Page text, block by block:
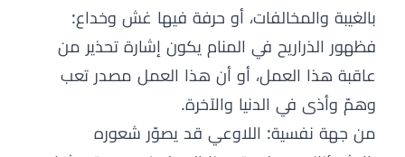
بالغيبة والمخالفات، أو حرفة فيها غش وخداع:
فظهور الذراريح في المنام يكون إشارة تحذير من
عاقبة هذا العمل، أو أن هذا العمل مصدر تعب
وهمّ وأذى في الدنيا والآخرة.
من جهة نفسية: اللاوعي قد يصوّر شعوره